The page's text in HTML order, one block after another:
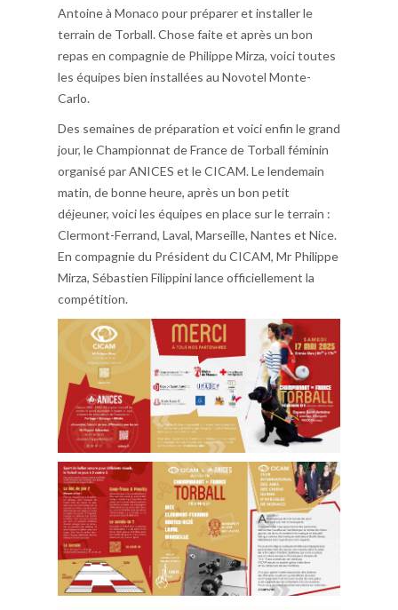
Antoine à Monaco pour préparer et installer le
terrain de Torball. Chose faite et après un bon
repas en compagnie de Philippe Mirza, voici toutes
les équipes bien installées au Novotel Monte-
Carlo.
Des semaines de préparation et voici enfin le grand
jour, le Championnat de France de Torball féminin
organisé par ANICES et le CICAM. Le lendemain
matin, de bonne heure, après un bon petit
déjeuner, voici les équipes en place sur le terrain :
Clermont-Ferrand, Laval, Marseille, Nantes et Nice.
En compagnie du Président du CICAM, Mr Philippe
Mirza, Sébastien Filippini lance officiellement la
compétition.